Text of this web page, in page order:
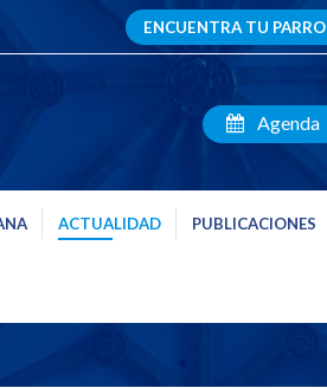
ENCUENTRA TU
Agenda
ACTUALIDAD PUBLICACIONES